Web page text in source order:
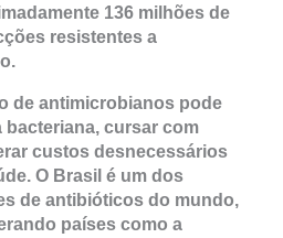
136 milhões de
resistentes a
de antimicrobianos pode
cursar com
custos desnecessários
O Brasil é um dos
de antibióticos do mundo,
países como a